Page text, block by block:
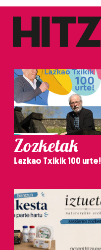
Zozketak
Lazkao Txikik 100 urte!